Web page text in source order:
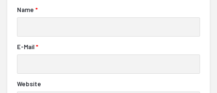
Name *
E-Mail*
Website